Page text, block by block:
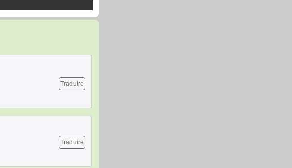
Traduire
Traduire